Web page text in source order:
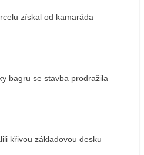
získal od kamaráda
bagru se stavba prodražila
křivou základovou desku